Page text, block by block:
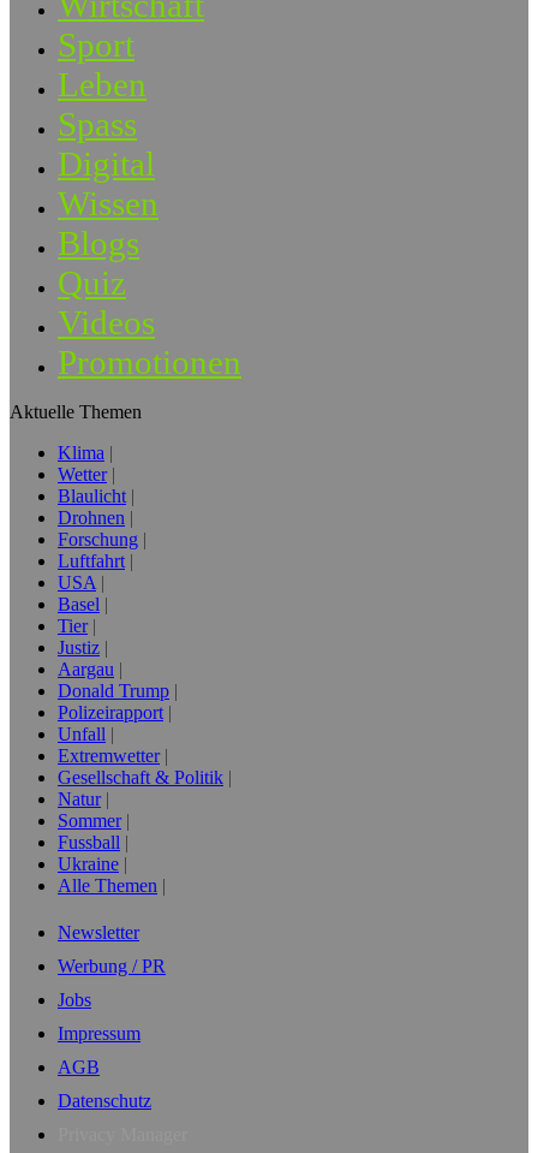
Sport
Leben
Spass
Digital
Wissen
Blogs
Quiz
Videos
Promotionen
Aktuelle Themen
Klima
Wetter
Blaulicht
Drohnen
Forschung
Luftfahrt
USA
Basel
Tier
Justiz
Aargau
Donald Trump
Polizeirapport
Unfall
Extremwetter
Gesellschaft & Politik
Natur
Sommer
Fussball
Ukraine
Alle Themen
Newsletter
Werbung / PR
Jobs
Impressum
AGB
Datenschutz